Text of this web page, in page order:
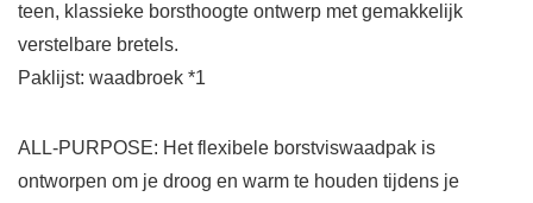
teen, klassieke borsthoogte ontwerp met gemakkelijk
verstelbare bretels.
Paklijst: waadbroek *1
ALL-PURPOSE: Het flexibele borstviswaadpak is
ontworpen om je droog en warm te houden tijdens je